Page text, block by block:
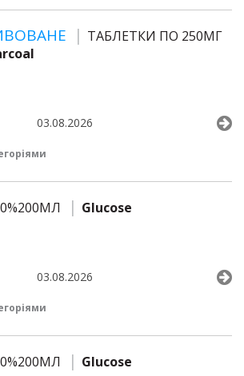
ТАБЛЕТКИ ПО 250МГ
03.08.2026
Glucose
03.08.2026
Glucose